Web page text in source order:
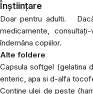
Înștiințare
Doar pentru adulti.
medicamente,
îndemâna copiilor.
Alte foldere
Capsula softgel (gelatina
enteric, apa si d-alfa
Contine ulei de peste